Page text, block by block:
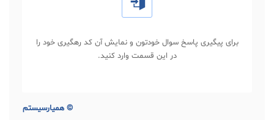
برای پیگیری پاسخ سوال خودتون و نمایش آن کد رهگیری خود را
در این قسمت وارد کنید.
© همیارسیستم